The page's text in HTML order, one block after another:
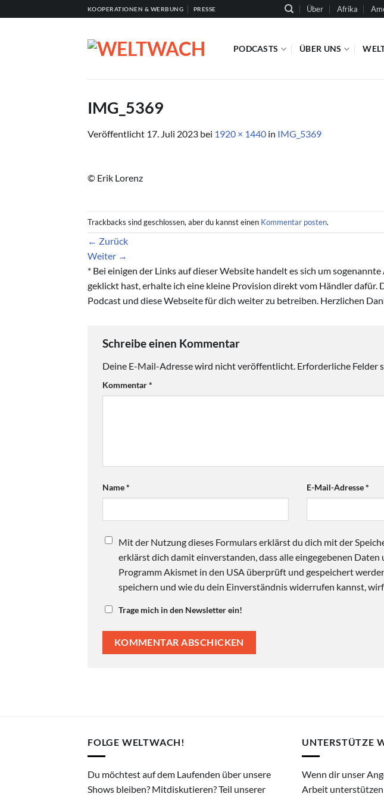
Inhalt
KOOPERATIONEN & WERBUNG PRESSE Über Afrika
PODCASTS ÜBER UNS
IMG_5369
Veröffentlicht 17. Juli 2023 bei 1920 × 1440 in IMG_5369
© Erik Lorenz
Trackbacks sind geschlossen, aber du kannst einen Kommentar posten.
← Zurück
Weiter →
* Bei einigen der Links auf dieser Website handelt es sich um
geklickt hast, erhalte ich eine kleine Provision direkt vom Händler dafür.
Podcast und diese Webseite für dich weiter zu betreiben. Herzlichen
Schreibe einen Kommentar
Deine E-Mail-Adresse wird nicht veröffentlicht. Erforderliche Felder
Kommentar*
Name* E-Mail-Adresse*
Mit der Nutzung dieses Formulars erklärst du dich mit der
erklärst dich damit einverstanden, dass alle eingegebenen
Programm Akismet in den USA überprüft und gespeichert
speichern und wie du dein Einverständnis widerrufen kannst,
Trage mich in den Newsletter ein!
FOLGE WELTWACH!
Du möchtest auf dem Laufenden über unsere
Shows bleiben? Mitdiskutieren? Teil unserer
UNTERSTÜTZE
Wenn dir unser
Arbeit